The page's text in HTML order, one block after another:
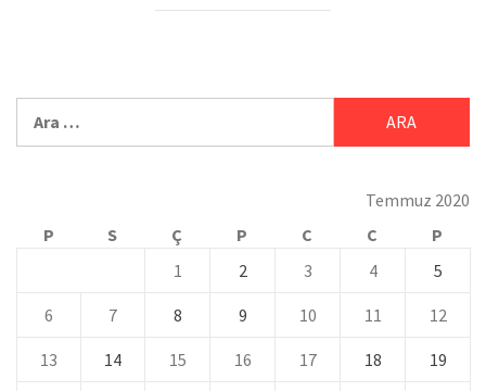
Temmuz 2020
P
S Ç P C C
P
1
2 3 4 5
6 7 8 9 10 11 12
13 14 15 16 17 18 19